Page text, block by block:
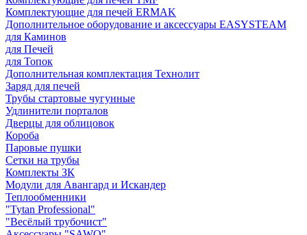
Комплектующие для печей ERMAK
Дополнительное оборудование и аксессуары EASYSTEAM
для Каминов
для Печей
для Топок
Дополнительная комплектация Технолит
Заряд для печей
Трубы стартовые чугунные
Удлинители порталов
Дверцы для облицовок
Короба
Паровые пушки
Сетки на трубы
Комплекты ЗК
Модули для Авангард и Искандер
Теплообменники
"Tytan Professional"
"Весёлый трубочист"